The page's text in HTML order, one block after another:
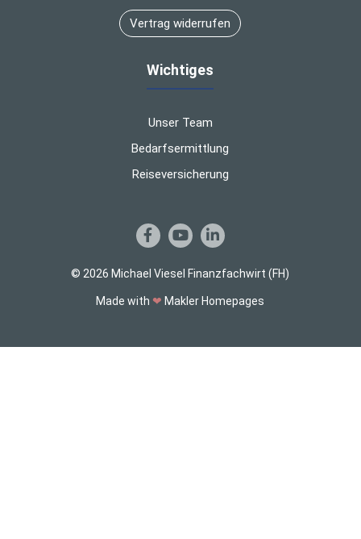
Vertrag widerrufen
Wichtiges
Unser Team
Bedarfsermittlung
Reiseversicherung
© 2026 Michael Viesel Finanzfachwirt (FH)
Made with❤ Makler Homepages